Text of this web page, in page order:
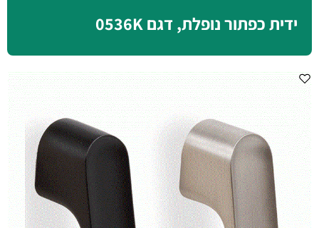
ידית כפתור נופלת, דגם 0536K